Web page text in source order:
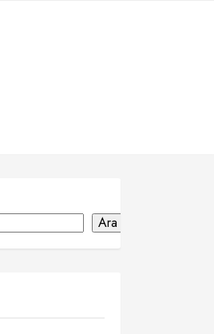
Ara